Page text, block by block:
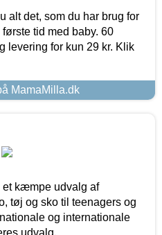
alt det, som du har brug for
tid med baby. 60
levering for kun 29 kr. Klik
MamaMilla.dk
et kæmpe udvalg af
tøj og sko til teenagers og
og internationale
udvalg.